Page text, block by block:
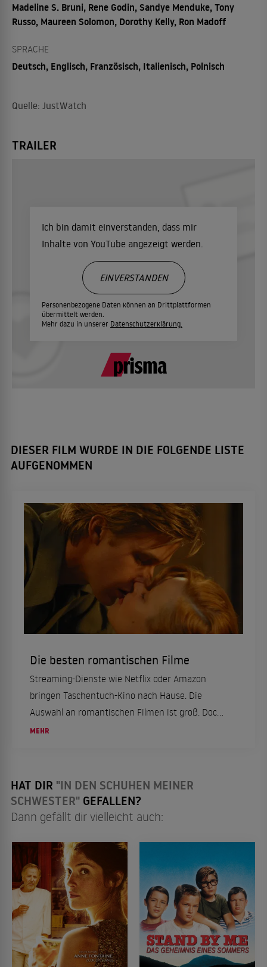
Madeline S. Bruni, Rene Godin, Sandye Menduke, Tony
Russo, Maureen Solomon, Dorothy Kelly, Ron Madoff
SPRACHE
Deutsch, Englisch, Französisch, Italienisch, Polnisch
Quelle: JustWatch
TRAILER
Ich bin damit einverstanden, dass mir
Inhalte von YouTube angezeigt werden.
Personenbezogene Daten können an Drittplattformen
übermittelt werden.
Mehr dazu in unserer Datenschutzerklärung.
EINVERSTANDEN
DIESER FILM WURDE IN DIE FOLGENDE LISTE
AUFGENOMMEN
Die besten romantischen Filme
Streaming-Dienste wie Netflix oder Amazon
bringen Taschentuch-Kino nach Hause. Die
Auswahl an romantischen Filmen ist groß. Doch
was sind die besten Liebesfilme? Und welche
MEHR
HAT DIR "IN DEN SCHUHEN MEINER
SCHWESTER" GEFALLEN?
Dann gefällt dir vielleicht auch: